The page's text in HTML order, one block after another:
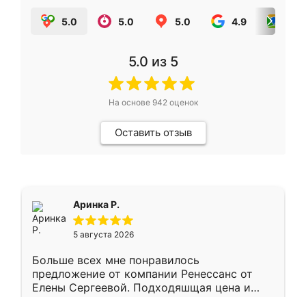
5.0 5.0 5.0 4.9
5.0 из 5
На основе 942оценок
Оставить отзыв
Аринка Р.
5 августа 2026
Больше всех мне понравилось
предложение от компании Ренессанс от
Елены Сергеевой. Подходяшщая цена и